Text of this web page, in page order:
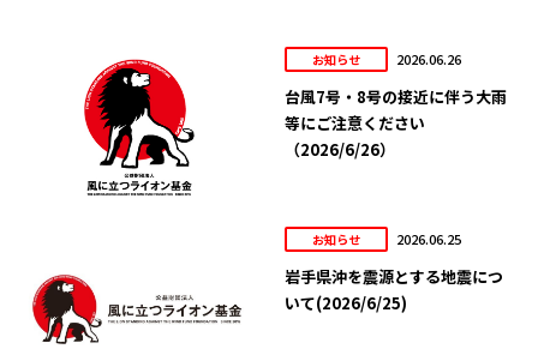
お知らせ 2026.06.26
台風7号・8号の接近に伴う大雨
等にご注意ください
（2026/6/26）
お知らせ 2026.06.25
岩手県沖を震源とする地震につ
いて(2026/6/25)